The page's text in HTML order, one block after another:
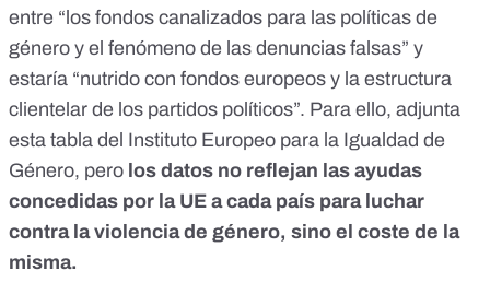
entre “los fondos canalizados para las políticas de
género y el fenómeno de las denuncias falsas” y
estaría “nutrido con fondos europeos y la estructura
clientelar de los partidos políticos”. Para ello, adjunta
esta tabla del Instituto Europeo para la Igualdad de
Género, pero los datos no reflejan las ayudas
concedidas por la UE a cada país para luchar
contra la violencia de género, sino el coste de la
misma.